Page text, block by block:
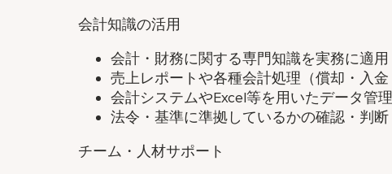
会計知識の活用
会計・財務に関する専門知識を実務に適用
売上レポートや各種会計処理（償却・入
会計システムやExcel等を用いたデータ管
法令・基準に準拠しているかの確認・判断
チーム・人材サポート